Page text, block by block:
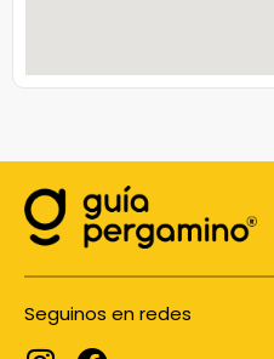
Seguinos en redes